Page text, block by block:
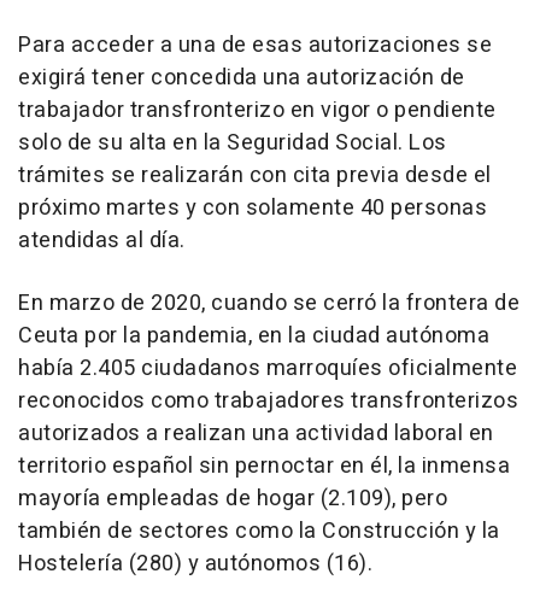
Para acceder a una de esas autorizaciones se
exigirá tener concedida una autorización de
trabajador transfronterizo en vigor o pendiente
solo de su alta en la Seguridad Social. Los
trámites se realizarán con cita previa desde el
próximo martes y con solamente 40 personas
atendidas al día.
En marzo de 2020, cuando se cerró la frontera de
Ceuta por la pandemia, en la ciudad autónoma
había 2.405 ciudadanos marroquíes oficialmente
reconocidos como trabajadores transfronterizos
autorizados a realizan una actividad laboral en
territorio español sin pernoctar en él, la inmensa
mayoría empleadas de hogar (2.109), pero
también de sectores como la Construcción y la
Hostelería (280) y autónomos (16).